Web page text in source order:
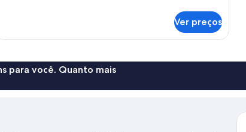
Ver preços
para você. Quanto mais